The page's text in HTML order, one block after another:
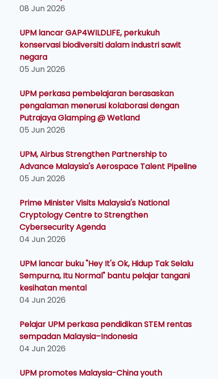
08 Jun 2026
UPM lancar GAP4WILDLIFE, perkukuh
konservasi biodiversiti dalam industri sawit
negara
05 Jun 2026
UPM perkasa pembelajaran berasaskan
pengalaman menerusi kolaborasi dengan
Putrajaya Glamping @ Wetland
05 Jun 2026
UPM, Airbus Strengthen Partnership to
Advance Malaysia's Aerospace Talent Pipeline
05 Jun 2026
Prime Minister Visits Malaysia's National
Cryptology Centre to Strengthen
Cybersecurity Agenda
04 Jun 2026
UPM lancar buku "Hey It's Ok, Hidup Tak Selalu
Sempurna, Itu Normal" bantu pelajar tangani
kesihatan mental
04 Jun 2026
Pelajar UPM perkasa pendidikan STEM rentas
sempadan Malaysia–Indonesia
04 Jun 2026
UPM promotes Malaysia-China youth